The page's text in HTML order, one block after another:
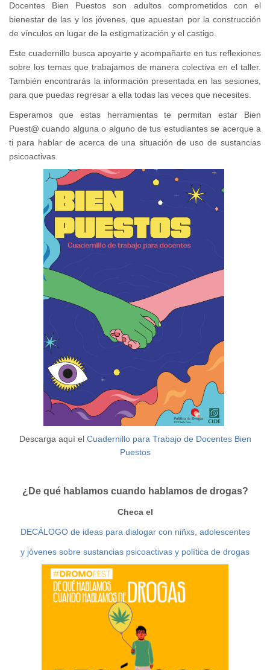
Docentes Bien Puestos son adultos comprometidos con el
bienestar de las y los jóvenes, que apuestan por la construcción
de vínculos en lugar de la estigmatización y el castigo.
Este cuadernillo busca apoyarte y acompañarte en tus reflexiones
sobre los temas que trabajamos de manera colectiva en el taller.
También encontrarás la información presentada en las sesiones,
para que puedas regresar a ella todas las veces que necesites.
Esperamos que estas herramientas te permitan estar Bien
Puest@ cuando alguna o alguno de tus estudiantes se acerque a
ti para hablar de acerca de una situación de uso de sustancias
psicoactivas.
Descarga aquí el Cuadernillo para Trabajo de Docentes Bien
Puestos
¿De qué hablamos cuando hablamos de drogas?
Checa el
DECÁLOGO de ideas para dialogar con niñxs, adolescentes
y jóvenes sobre sustancias psicoactivas y política de drogas